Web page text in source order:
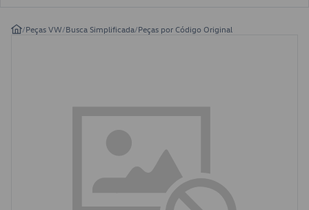
/Peças VW/Busca Simplificada/Peças por Código Original